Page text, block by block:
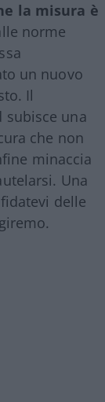
la misura è
norme
un nuovo
Il
subisce una
che non
minaccia
Una
delle